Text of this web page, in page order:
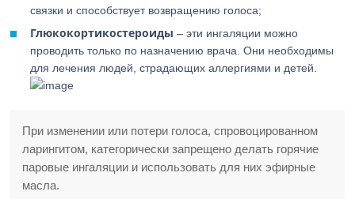
связки и способствует возвращению голоса;
Глюкокортикостероиды – эти ингаляции можно
проводить только по назначению врача. Они необходимы
для лечения людей, страдающих аллергиями и детей.
При изменении или потери голоса, спровоцированном
ларингитом, категорически запрещено делать горячие
паровые ингаляции и использовать для них эфирные
масла.